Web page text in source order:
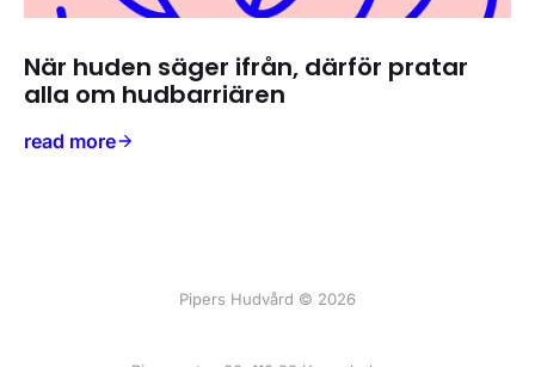
När huden säger ifrån, därför pratar
alla om hudbarriären
read more
Pipers Hudvård © 2026